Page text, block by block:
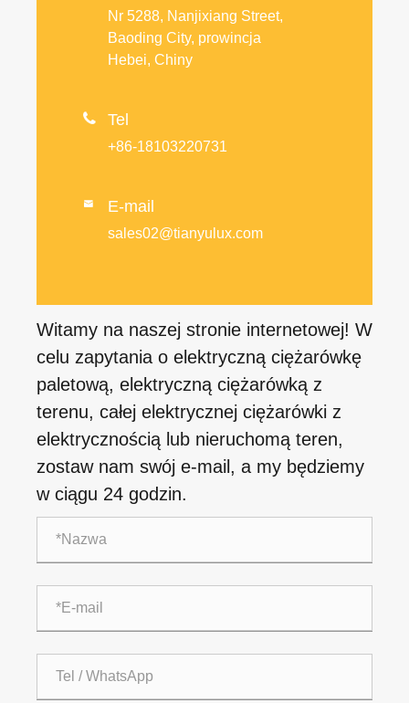
Nr 5288, Nanjixiang Street,
Baoding City, prowincja
Hebei, Chiny
 Tel
+86-18103220731
 E-mail
sales02@tianyulux.com
Witamy na naszej stronie internetowej! W
celu zapytania o elektryczną ciężarówkę
paletową, elektryczną ciężarówką z
terenu, całej elektrycznej ciężarówki z
elektrycznością lub nieruchomą teren,
zostaw nam swój e-mail, a my będziemy
w ciągu 24 godzin.